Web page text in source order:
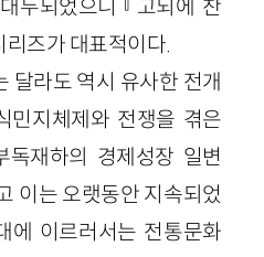
두되었으니 『고뇌에 찬
리즈가 대표적이다.
달라도 역시 유사한 전개
민지체제와 전쟁을 겪은
재하의 경제성장 일변
이는 오랫동안 지속되었
에 이르러서는 전통문화